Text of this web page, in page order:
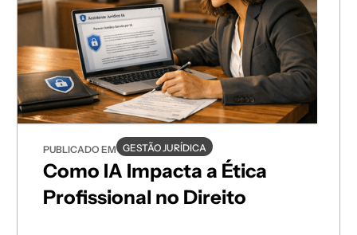
PUBLICADO EM GESTÃO JURÍDICA
Como IA Impacta a Ética
Profissional no Direito